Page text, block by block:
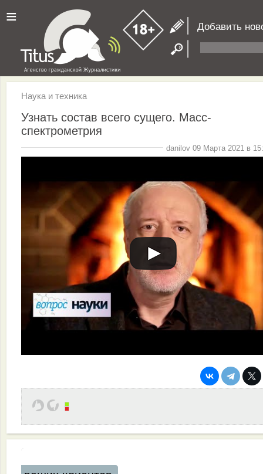
≡ Добавить
Наука и техника
Узнать состав всего сущего. Масс-
спектрометрия
danilov 09 Марта 2021 в